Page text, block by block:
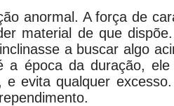
anormal. A força de
material de que
a buscar algo
a época da duração, ele
e evita qualquer